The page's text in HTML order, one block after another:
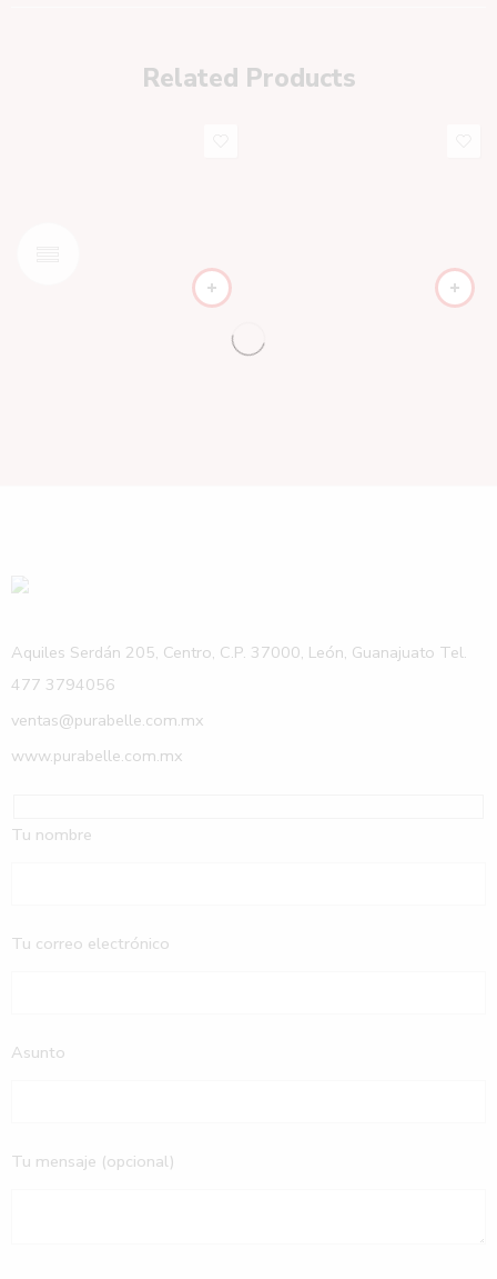
Related Products
Aquiles Serdán 205, Centro, C.P. 37000, León, Guanajuato Tel.
477 3794056
ventas@purabelle.com.mx
www.purabelle.com.mx
Tu nombre
Tu correo electrónico
Asunto
Tu mensaje (opcional)